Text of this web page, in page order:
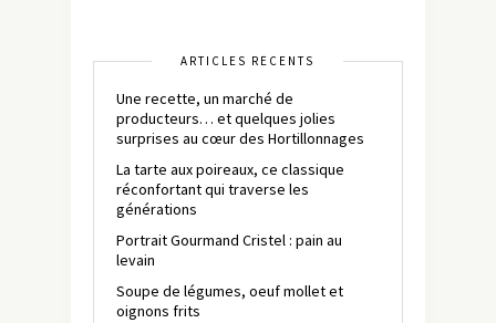
ARTICLES RÉCENTS
Une recette, un marché de
producteurs… et quelques jolies
surprises au cœur des Hortillonnages
La tarte aux poireaux, ce classique
réconfortant qui traverse les
générations
Portrait Gourmand Cristel : pain au
levain
Soupe de légumes, oeuf mollet et
oignons frits